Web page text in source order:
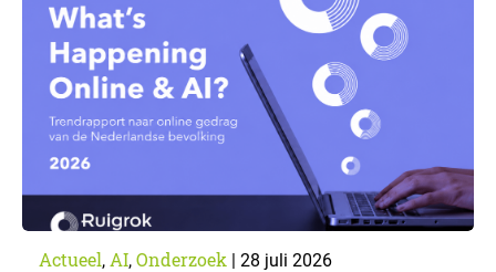
artikel is aangeleverd door kennispartner Miles
Research. ▼ De uitkomsten zijn…
Actueel, AI, Onderzoek | 28 juli 2026